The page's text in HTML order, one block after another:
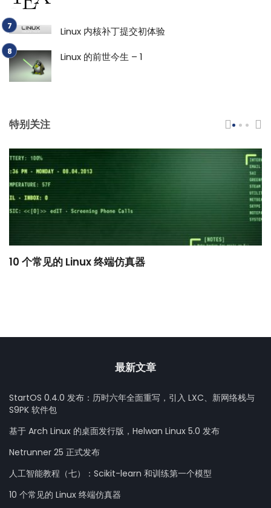
Linux 内核补丁提交初体验
Linux 的前世今生 – 1
特别关注
10 个常见的 Linux 终端仿真器
最新文章
StartOS 0.4.0 发布：历时六年全面重写，引入 LXC、新网络栈与
S9PK 软件包
基于 Arch Linux 的桌面发行版，Helwan Linux 5.0 发布
Netrunner 25 正式发布
人工智能教程（七）：Scikit-learn 和训练第一个模型
10 个常见的 Linux 终端仿真器